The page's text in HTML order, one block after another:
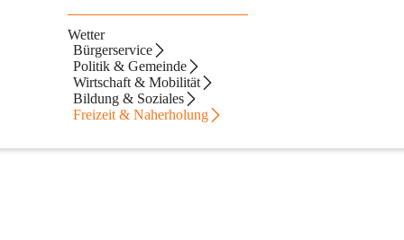
Wetter
Bürgerservice
Politik & Gemeinde
Wirtschaft & Mobilität
Bildung & Soziales
Freizeit & Naherholung